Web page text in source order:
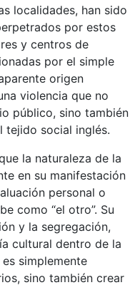
localidades, han sido
por estos
y centros de
por el simple
origen
violencia que no
público, sino también
tejido social inglés.
la naturaleza de la
en su manifestación
personal o
como “el otro”. Su
y la segregación,
cultural dentro de la
simplemente
sino también crear